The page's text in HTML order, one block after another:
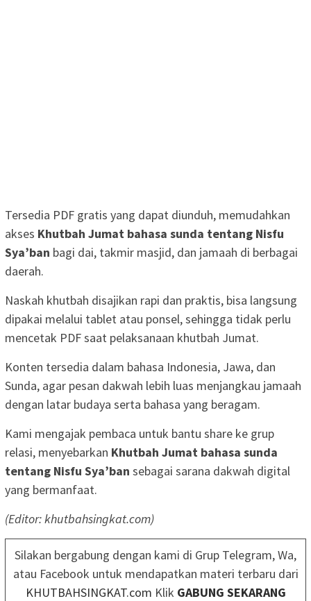
Tersedia PDF gratis yang dapat diunduh, memudahkan
akses Khutbah Jumat bahasa sunda tentang Nisfu
Sya’ban bagi dai, takmir masjid, dan jamaah di berbagai
daerah.
Naskah khutbah disajikan rapi dan praktis, bisa langsung
dipakai melalui tablet atau ponsel, sehingga tidak perlu
mencetak PDF saat pelaksanaan khutbah Jumat.
Konten tersedia dalam bahasa Indonesia, Jawa, dan
Sunda, agar pesan dakwah lebih luas menjangkau jamaah
dengan latar budaya serta bahasa yang beragam.
Kami mengajak pembaca untuk bantu share ke grup
relasi, menyebarkan Khutbah Jumat bahasa sunda
tentang Nisfu Sya’ban sebagai sarana dakwah digital
yang bermanfaat.
(Editor: khutbahsingkat.com)
Silakan bergabung dengan kami di Grup Telegram, Wa,
atau Facebook untuk mendapatkan materi terbaru dari
KHUTBAHSINGKAT.com Klik GABUNG SEKARANG